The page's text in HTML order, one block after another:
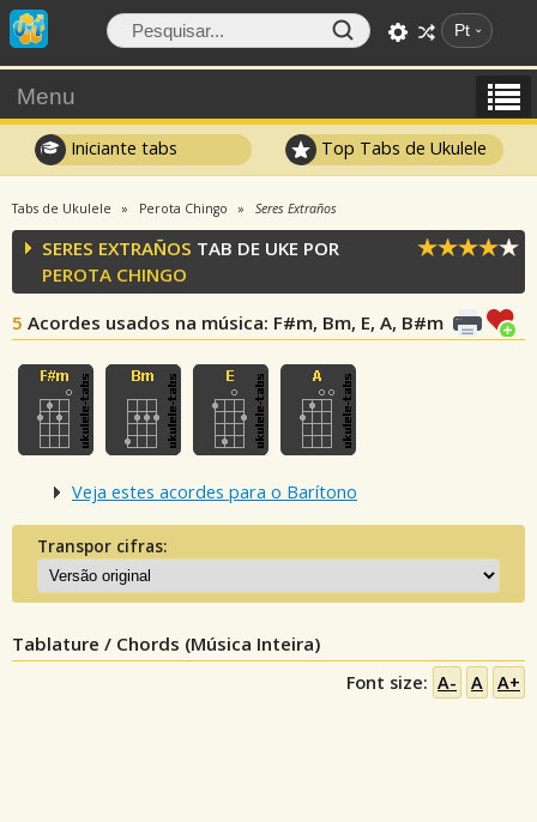
Pt
Menu
Iniciante tabs Top Tabs de Ukulele
Tabs de Ukulele Perota Chingo Seres Extraños
SERES EXTRAÑOS TAB DE UKE POR
PEROTA CHINGO
5 Acordes usados na música: F#m, Bm, E, A, B#m
Veja estes acordes para o Barítono
Transpor cifras:
Tablature / Chords (Música Inteira)
Font size: A- A A+